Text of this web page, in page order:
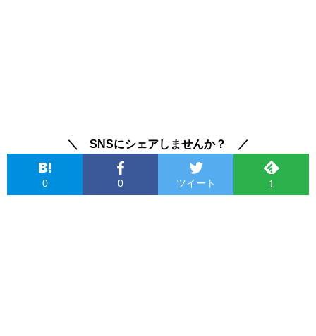
＼ SNSにシェアしませんか？ ／
0 0 ツイート 1